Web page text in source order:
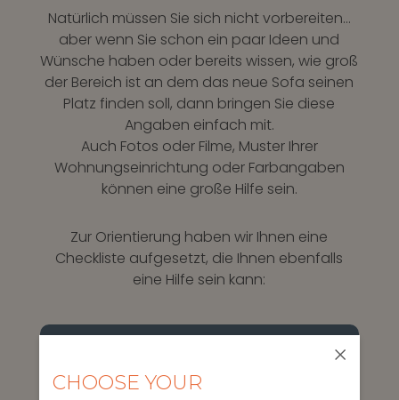
Natürlich müssen Sie sich nicht vorbereiten…
aber wenn Sie schon ein paar Ideen und
Wünsche haben oder bereits wissen, wie groß
der Bereich ist an dem das neue Sofa seinen
Platz finden soll, dann bringen Sie diese
Angaben einfach mit.
Auch Fotos oder Filme, Muster Ihrer
Wohnungseinrichtung oder Farbangaben
können eine große Hilfe sein.
Zur Orientierung haben wir Ihnen eine
Checkliste aufgesetzt, die Ihnen ebenfalls
eine Hilfe sein kann:
CHOOSE YOUR